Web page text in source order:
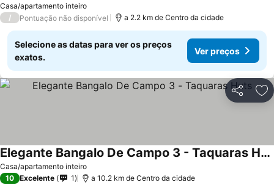
Casa/apartamento inteiro
/ Pontuação não disponível a 2.2 km de Centro da cidade
Selecione as datas para ver os preços
exatos.
Ver preços
Partilhar
Casa/apartamento inteiro
Elegante Bangalo De Campo 3 - Taquaras Huts
10 Excelente 1 a 10.2 km de Centro da cidade